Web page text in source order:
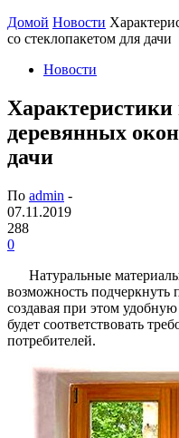
Домой Новости
со стеклопакетом для дачи
Новости
Характеристики
деревянных
дачи
По admin -
07.11.2019
288
0
Натуральные
возможность подчеркнуть
создавая при этом
будет соответствовать
потребителей.